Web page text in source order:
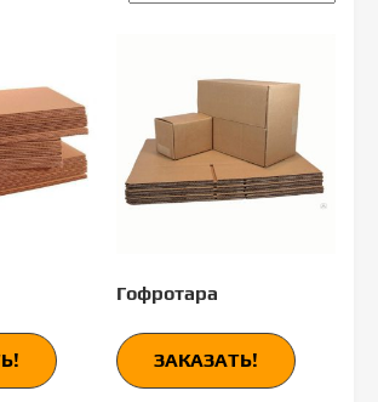
Гофротара
ЗАКАЗАТЬ!